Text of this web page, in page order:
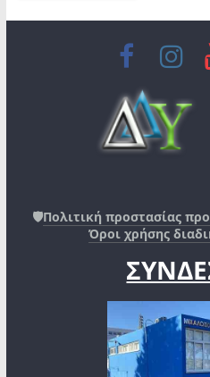
🛡️Πολιτική προστασίας
Όροι χρήσης